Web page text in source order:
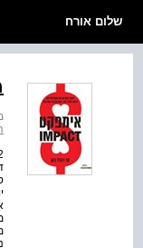
שלום אורח